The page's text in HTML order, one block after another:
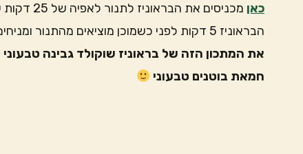
כאן
הבראוניז 5 דקות לפני כשמוכן מוציאים מהתנור ומניחים להתקרר על השיש לפני שפורסים בתיאבון
את המתכון הזה של בראוניז שוקולד גבינה
חמאת בוטנים טבעוני